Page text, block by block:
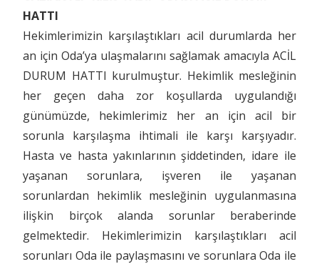
HATTI
Hekimlerimizin karşılaştıkları acil durumlarda her
an için Oda’ya ulaşmalarını sağlamak amacıyla ACİL
DURUM HATTI kurulmuştur. Hekimlik mesleğinin
her geçen daha zor koşullarda uygulandığı
günümüzde, hekimlerimiz her an için acil bir
sorunla karşılaşma ihtimali ile karşı karşıyadır.
Hasta ve hasta yakınlarının şiddetinden, idare ile
yaşanan sorunlara, işveren ile yaşanan
sorunlardan hekimlik mesleğinin uygulanmasına
ilişkin birçok alanda sorunlar beraberinde
gelmektedir. Hekimlerimizin karşılaştıkları acil
sorunları Oda ile paylaşmasını ve sorunlara Oda ile